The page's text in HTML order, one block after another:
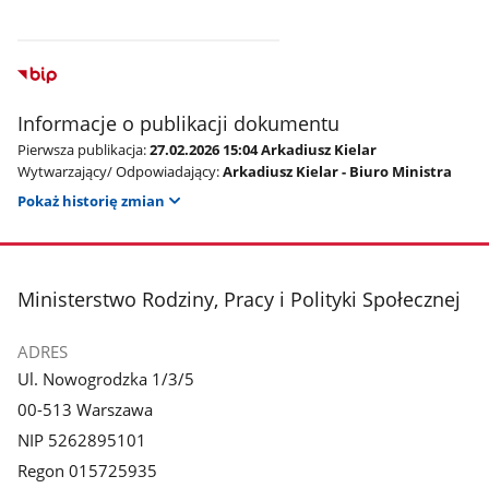
Informacje o publikacji dokumentu
Pierwsza publikacja:27.02.2026 15:04 Arkadiusz Kielar
Wytwarzający/ Odpowiadający:Arkadiusz Kielar - Biuro Ministra
Pokaż historię zmian
stopka
Ministerstwo Rodziny, Pracy i Polityki Społecznej
ADRES
Ul. Nowogrodzka 1/3/5
00-513 Warszawa
NIP 5262895101
Regon 015725935